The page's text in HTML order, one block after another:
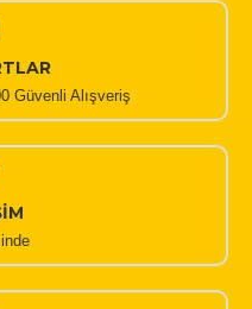
Güvenli Alışveriş